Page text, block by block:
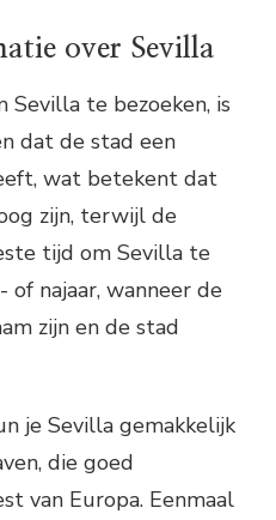
over Sevilla
Sevilla te bezoeken, is
dat de stad een
wat betekent dat
zijn, terwijl de
tijd om Sevilla te
of najaar, wanneer de
zijn en de stad
je Sevilla gemakkelijk
die goed
van Europa. Eenmaal